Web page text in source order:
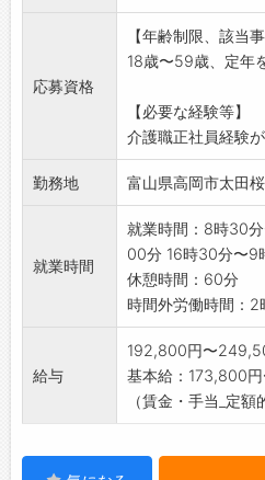
します。
変更範囲:変更なし
応募資格
【年齢制限、該当事
18歳〜59歳、定年
【必要な経験等】
介護職正社員経験
勤務地 富山県高岡市太田
就業時間
就業時間：8時30
00分 16時30分〜9
休憩時間：60分
時間外労働時間：2
給与
192,800円〜
基本給：173,800
（賃金・手当_定